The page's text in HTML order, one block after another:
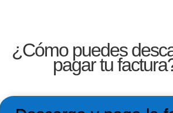
¿Cómo puedes
pagar tu